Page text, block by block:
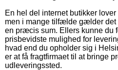
En hel del internet butikker
men i mange tilfælde gælder det
en præcis sum. Ellers kunne du
prisbevidste mulighed for
hvad end du opholder sig i
er at få fragtfirmaet til at bringe
udleveringssted.